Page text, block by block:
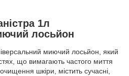
1л
лосьйон
миючий лосьйон, який
що вимагають частого миття
шкіри, містить сучасні,